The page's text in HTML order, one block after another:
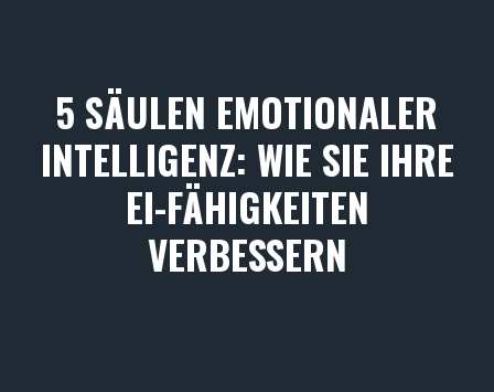
5 SÄULEN EMOTIONALER
INTELLIGENZ: WIE SIE IHRE
EI-FÄHIGKEITEN
VERBESSERN